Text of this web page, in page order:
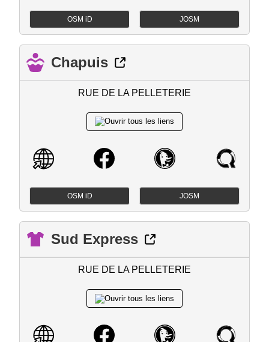
OSM iD JOSM
Chapuis
RUE DE LA PELLETERIE
OSM iD JOSM
Sud Express
RUE DE LA PELLETERIE